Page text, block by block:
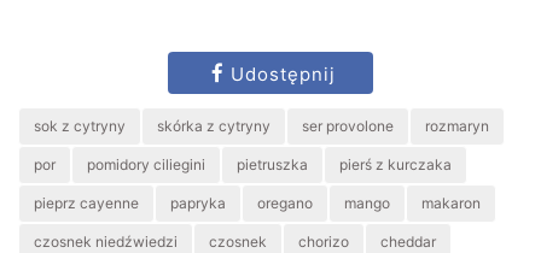
Udostępnij
sok z cytryny skórka z cytryny ser provolone rozmaryn
por pomidory ciliegini pietruszka pierś z kurczaka
pieprz cayenne papryka oregano mango makaron
czosnek niedźwiedzi czosnek chorizo cheddar